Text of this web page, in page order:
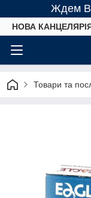
Ждем
НОВА
Товари та